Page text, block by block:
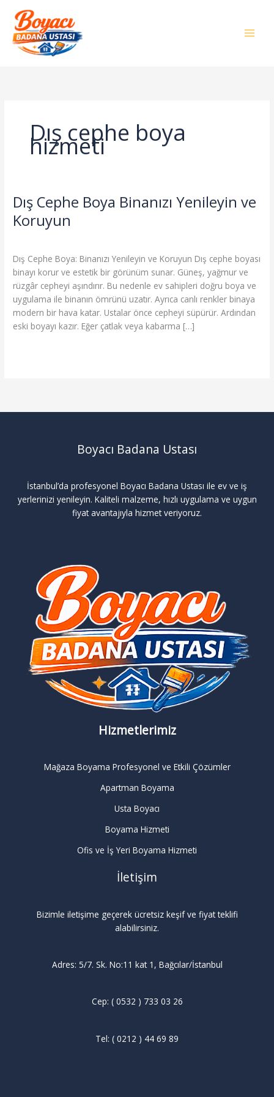
Dış cephe boya
hizmeti
Dış Cephe Boya Binanızı Yenileyin ve
Koruyun
Dış Cephe Boya: Binanızı Yenileyin ve Koruyun Dış cephe boyası
binayı korur ve estetik bir görünüm sunar. Güneş, yağmur ve
rüzgâr cepheyi aşındırır. Bu nedenle ev sahipleri doğru boya ve
uygulama ile binanın ömrünü uzatır. Ayrıca canlı renkler binaya
modern bir hava katar. Ustalar önce cepheyi süpürür. Ardından
eski boyayı kazır. Eğer çatlak veya kabarma […]
Dış
Cephe
Boya
ve
Koruyun
Boyacı Badana Ustası
İstanbul’da profesyonel Boyacı Badana Ustası ile ev ve iş
yerlerinizi yenileyin. Kaliteli malzeme, hızlı uygulama ve uygun
fiyat avantajıyla hizmet veriyoruz.
Hizmetlerimiz
Mağaza Boyama Profesyonel ve Etkili Çözümler
Apartman Boyama
Usta Boyacı
Boyama Hizmeti
Ofis ve İş Yeri Boyama Hizmeti
İletişim
Bizimle iletişime geçerek ücretsiz keşif ve fiyat teklifi
alabilirsiniz.
Adres: 5/7. Sk. No:11 kat 1, Bağcılar/İstanbul
Cep: ( 0532 ) 733 03 26
Tel: ( 0212 ) 44 69 89